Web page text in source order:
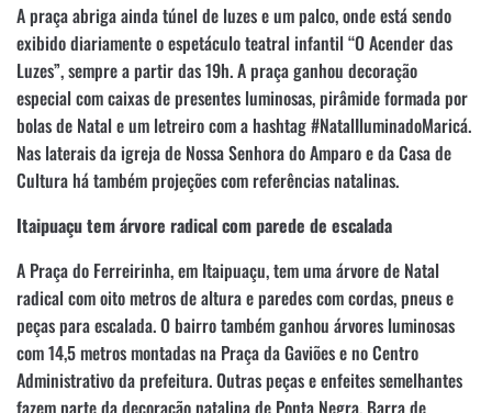
A praça abriga ainda túnel de luzes e um palco, onde está sendo
exibido diariamente o espetáculo teatral infantil “O Acender das
Luzes”, sempre a partir das 19h. A praça ganhou decoração
especial com caixas de presentes luminosas, pirâmide formada por
bolas de Natal e um letreiro com a hashtag #NatalIluminadoMaricá.
Nas laterais da igreja de Nossa Senhora do Amparo e da Casa de
Cultura há também projeções com referências natalinas.
Itaipuaçu tem árvore radical com parede de escalada
A Praça do Ferreirinha, em Itaipuaçu, tem uma árvore de Natal
radical com oito metros de altura e paredes com cordas, pneus e
peças para escalada. O bairro também ganhou árvores luminosas
com 14,5 metros montadas na Praça da Gaviões e no Centro
Administrativo da prefeitura. Outras peças e enfeites semelhantes
fazem parte da decoração natalina de Ponta Negra, Barra de